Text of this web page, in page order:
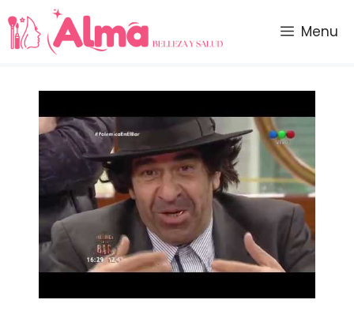
Saltar
al
contenido
Menu